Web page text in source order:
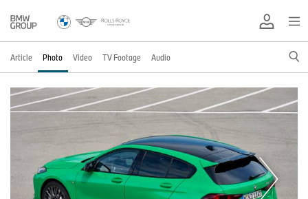
Article Photo Video TV Footage Audio